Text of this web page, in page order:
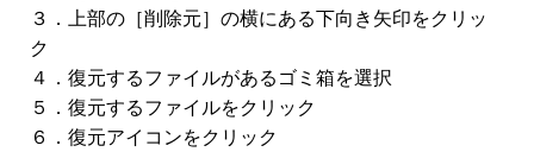
３．上部の［削除元］の横にある下向き矢印をクリッ
ク
４．復元するファイルがあるゴミ箱を選択
５．復元するファイルをクリック
６．復元アイコンをクリック